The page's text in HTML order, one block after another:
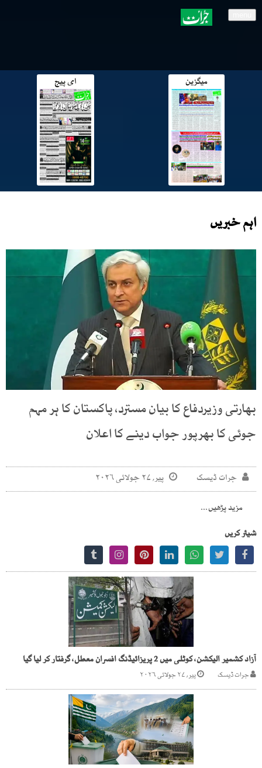
میگزین ای پیج
اہم خبریں
بھارتی وزیردفاع کا بیان مسترد، پاکستان کا ہر مہم
جوئی کا بھرپور جواب دینے کا اعلان
جرات ڈیسک
پیر, ۲۷ جولائی ۲۰۲۶
مزید پڑھیں...
شیئر کریں
آزاد کشمیر الیکشن، کوٹلی میں 2 پریزائیڈنگ افسران معطل، گرفتار کر لیا گیا
جرات ڈیسک پیر, ۲۷ جولائی ۲۰۲۶